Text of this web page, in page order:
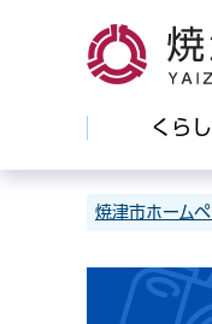
焼津市
くら
焼津市ホーム